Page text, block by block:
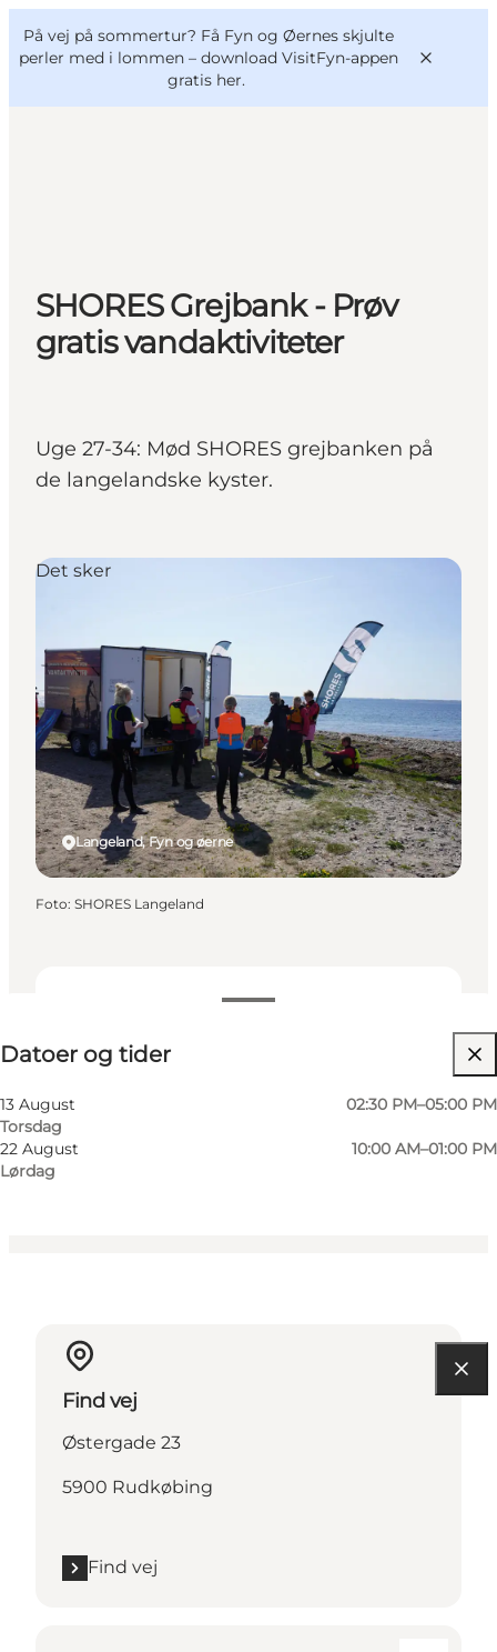
På vej på sommertur? Få Fyn og Øernes skjulte
perler med i lommen – download VisitFyn-appen
gratis her.
Mad og drikke
Overnatning
Book lokale oplevelser
VisitFyn
Deutsch
SHORES Grejbank - Prøv
gratis vandaktiviteter
Uge 27-34: Mød SHORES grejbanken på
de langelandske kyster.
Datoer og tider
13 August
Torsdag
02:30 PM–05:00 PM
22 August
Lørdag
10:00 AM–01:00 PM
Gratis
Børn, Venner, Min partner, Mig selv
Langeland, Fyn og øerne
Det sker
Foto: SHORES Langeland
Find vej
Østergade 23
5900 Rudkøbing
Find vej